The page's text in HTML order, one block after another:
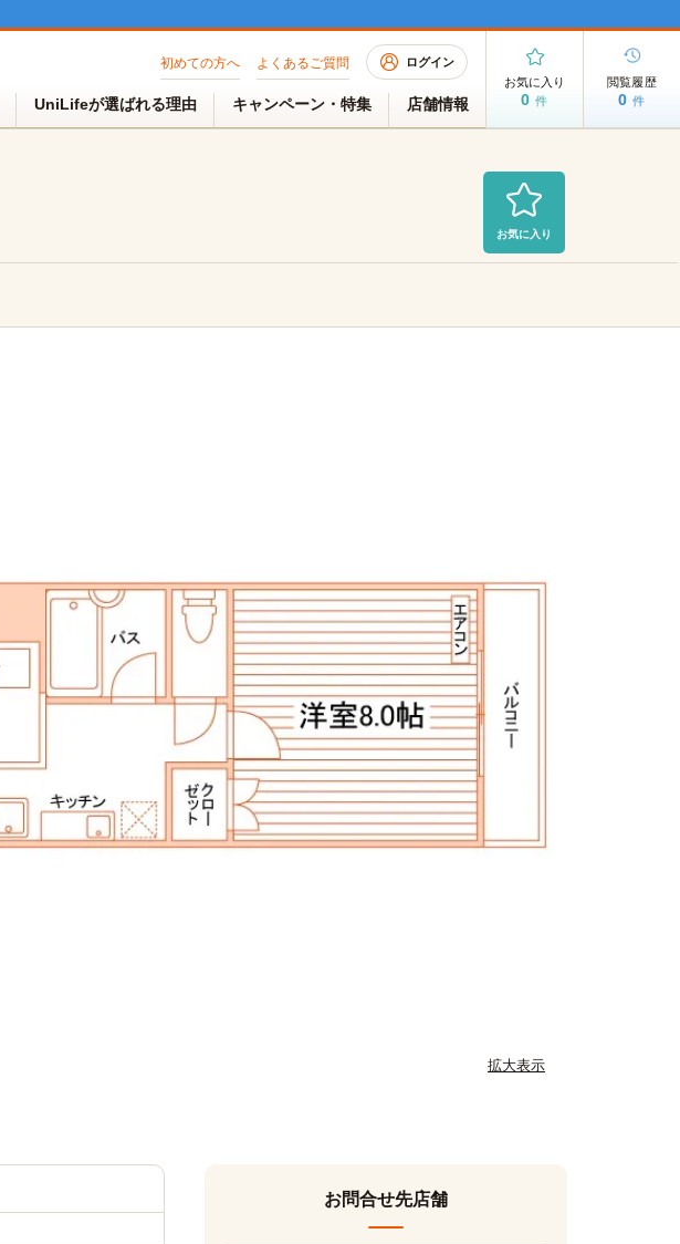
初めての方へ よくあるご質問 ログイン
UniLifeが選ばれる理由 キャンペーン・特集 店舗情報
お気に入り
0 件
閲覧履歴
0 件
お気に入り
拡大表示
お問合せ先店舗